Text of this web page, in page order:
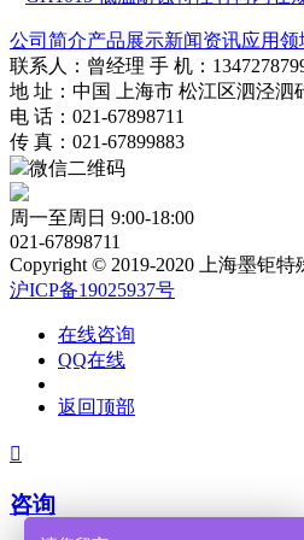
公司简介产品展示新闻资讯应用领
联系人：曾经理 手 机：
地 址：中国 上海市 松江区泗泾泗
电 话：021-67898711
传 真：021-67899883
微信二维码
周一至周日 9:00-18:00
021-67898711
Copyright © 2019-2020 上海墨钜特
沪ICP备19025937号
在线咨询
QQ在线
返回顶部

咨询